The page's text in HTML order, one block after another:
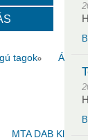
tagok
MTA DAB Klub